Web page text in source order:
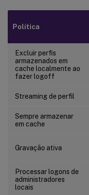
Política
Excluir perfis
armazenados em
cache localmente ao
fazer logoff
Streaming de perfil
Sempre armazenar
em cache
Gravação ativa
Processar logons de
administradores
locais